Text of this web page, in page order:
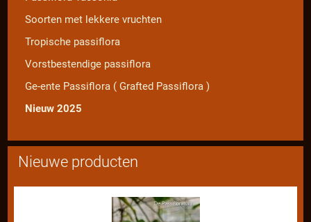
Soorten met lekkere vruchten
Tropische passiflora
Vorstbestendige passiflora
Ge-ente Passiflora ( Grafted Passiflora )
Nieuw 2025
Nieuwe producten